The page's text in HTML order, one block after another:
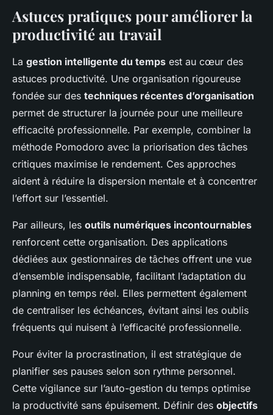
Astuces pratiques pour améliorer la
productivité au travail
La gestion intelligente du temps est au cœur des
astuces productivité. Une organisation rigoureuse
fondée sur des techniques récentes d’organisation
permet de structurer la journée pour une meilleure
efficacité professionnelle. Par exemple, combiner la
méthode Pomodoro avec la priorisation des tâches
critiques maximise le rendement. Ces approches
aident à réduire la dispersion mentale et à concentrer
l’effort sur l’essentiel.
Par ailleurs, les outils numériques incontournables
renforcent cette organisation. Des applications
dédiées aux gestionnaires de tâches offrent une vue
d’ensemble indispensable, facilitant l’adaptation du
planning en temps réel. Elles permettent également
de centraliser les échéances, évitant ainsi les oublis
fréquents qui nuisent à l’efficacité professionnelle.
Pour éviter la procrastination, il est stratégique de
planifier ses pauses selon son rythme personnel.
Cette vigilance sur l’auto-gestion du temps optimise
la productivité sans épuisement. Définir des objectifs